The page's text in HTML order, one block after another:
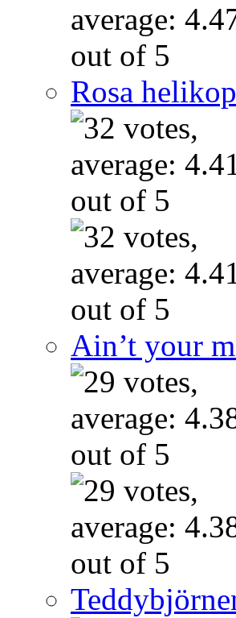
Rosa
Ain’t your